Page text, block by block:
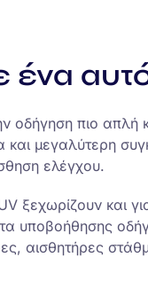
ένα
οδήγηση πιο
και μεγαλύτερη
ελέγχου.
ξεχωρίζουν και
υποβοήθησης
αισθητήρες